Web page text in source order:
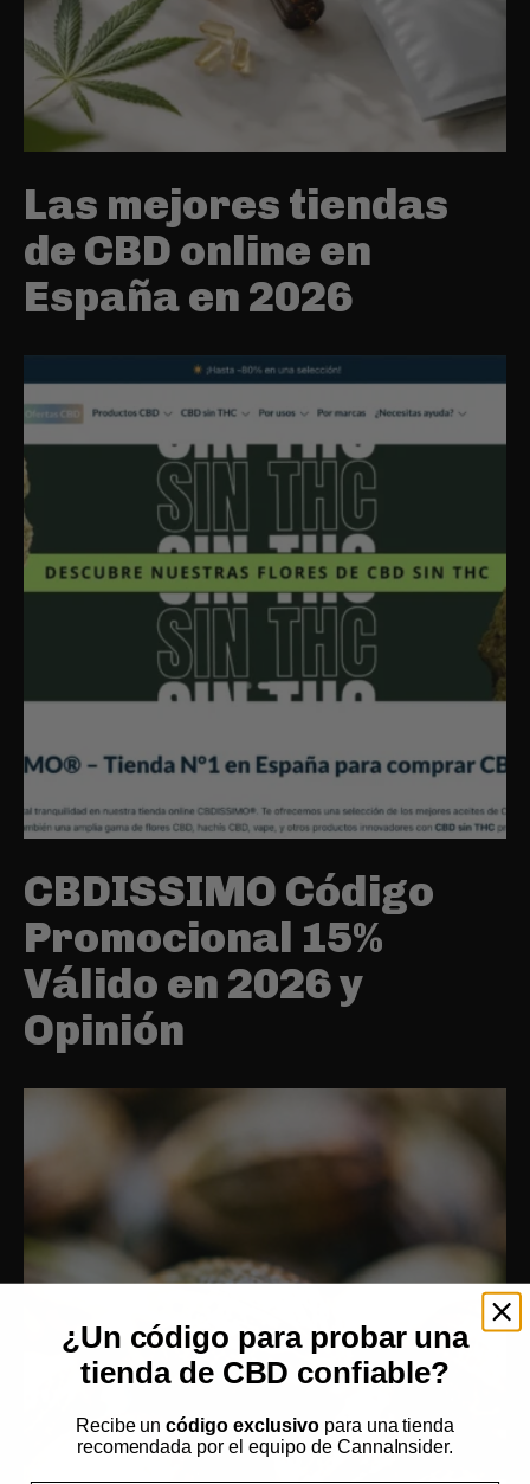
Las mejores tiendas
de CBD online en
España en 2026
CBDISSIMO Código
Promocional 15%
Válido en 2026 y
Opinión
¿Un código para probar una
tienda de CBD confiable?
Recibe uncódigo exclusivopara una tienda
recomendada por el equipo de CannaInsider.